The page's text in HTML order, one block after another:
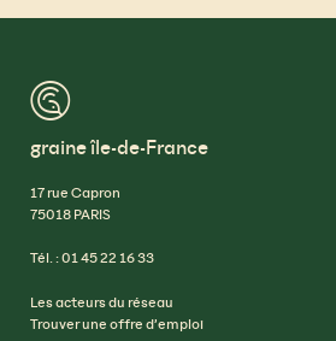
™
graine île-de-France
17 rue Capron
75018 PARIS
Tél. : 01 45 22 16 33
Les acteurs du réseau
Trouver une offre d’emploi